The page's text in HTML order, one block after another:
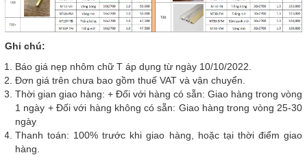
Ghi chú:
Báo giá nẹp nhôm chữ T áp dụng từ ngày 10/10/2022.
Đơn giá trên chưa bao gồm thuế VAT và vận chuyển.
Thời gian giao hàng: + Đối với hàng có sẵn: Giao hàng trong vòng
1 ngày + Đối với hàng không có sẵn: Giao hàng trong vòng 25-30
ngày
Thanh toán: 100% trước khi giao hàng, hoặc tại thời điểm giao
hàng.